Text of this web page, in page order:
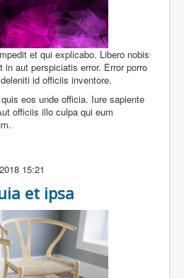
et qui explicabo. Libero nobis
in aut perspiciatis error. Error porro
id officiis inventore.
eos unde officia. Iure sapiente
officiis illo culpa qui eum
15:21
et ipsa